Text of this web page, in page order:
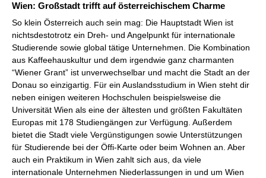
Wien: Großstadt trifft auf österreichischem Charme
So klein Österreich auch sein mag: Die Hauptstadt Wien ist
nichtsdestotrotz ein Dreh- und Angelpunkt für internationale
Studierende sowie global tätige Unternehmen. Die Kombination
aus Kaffeehauskultur und dem irgendwie ganz charmanten
“Wiener Grant” ist unverwechselbar und macht die Stadt an der
Donau so einzigartig. Für ein Auslandsstudium in Wien steht dir
neben einigen weiteren Hochschulen beispielsweise die
Universität Wien als eine der ältesten und größten Fakultäten
Europas mit 178 Studiengängen zur Verfügung. Außerdem
bietet die Stadt viele Vergünstigungen sowie Unterstützungen
für Studierende bei der Öffi-Karte oder beim Wohnen an. Aber
auch ein Praktikum in Wien zahlt sich aus, da viele
internationale Unternehmen Niederlassungen in und um Wien